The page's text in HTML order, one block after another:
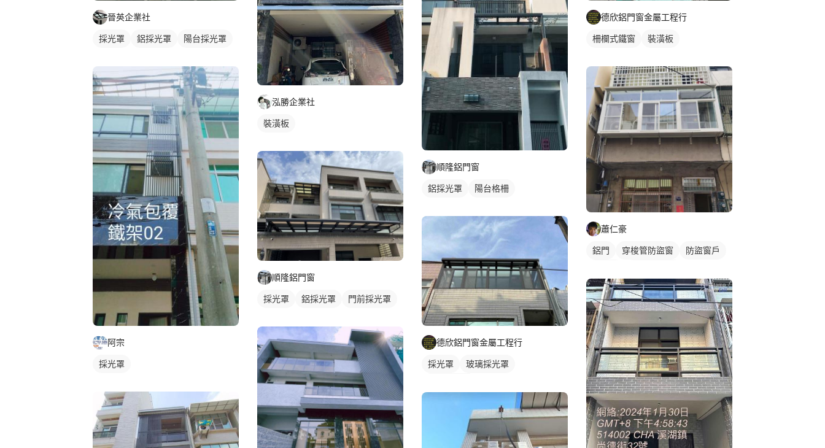
晉英企業社
採光罩 鋁採光罩 陽台採光罩
阿宗
採光罩
泓勝企業社
裝潢板
順隆鋁門窗
採光罩 鋁採光罩 門前採光罩
順隆鋁門窗
鋁採光罩 陽台格柵
德欣鋁門窗金屬工程行
採光罩
玻璃採光罩
德欣鋁門窗金屬工程行
柵欄式鐵窗 裝潢板
蕭仁豪
鋁門 穿梭管防盜窗
防盜窗戶